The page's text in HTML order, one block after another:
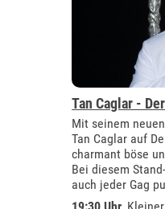
Tan Caglar -
Mit seinem
Tan Caglar auf
charmant böse
Bei diesem
auch jeder Gag